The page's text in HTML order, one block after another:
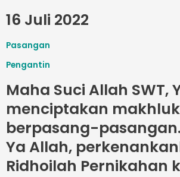
16 Juli 2022
Pasangan
Pengantin
Maha Suci Allah SWT,
menciptakan
berpasang-pasangan.
Ya Allah,
Ridhoilah Pernikahan